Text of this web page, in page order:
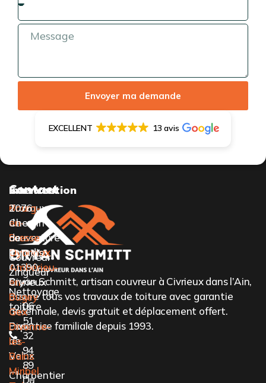
Envoyer ma demande
EXCELLENT 13 avis
Bryan Schmitt, artisan couvreur à Civrieux dans l’Ain,
assure tous vos travaux de toiture avec garantie
décennale, devis gratuit et déplacement offert.
Expertise familiale depuis 1993.
Services
Travaux
de
couverture
Couvreur-
Zingueur
Nettoyage
toiture
Pose
de
Velux
Charpentier
Intervention
Bourg-
en-
Bresse
Oyonnax
Ambérieu-
en-
Bugey
Gex
Divonne-
les-
Bains
Miribel
Contact
2076
Chemin
de
Paradis,
01390
Civrieux
06
51
32
94
89
Du